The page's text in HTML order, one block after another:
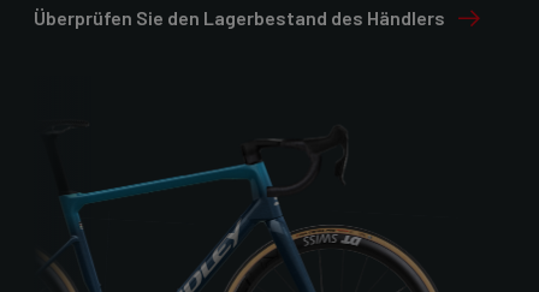
Überprüfen Sie den Lagerbestand des Händlers